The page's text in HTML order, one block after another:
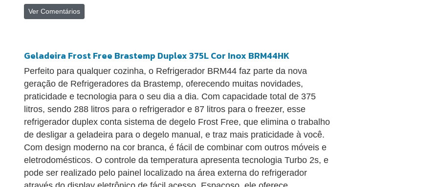
Ver Comentários
Geladeira Frost Free Brastemp Duplex 375L Cor Inox BRM44HK
Perfeito para qualquer cozinha, o Refrigerador BRM44 faz parte da nova
geração de Refrigeradores da Brastemp, oferecendo muitas novidades,
praticidade e tecnologia para o seu dia a dia. Com capacidade total de 375
litros, sendo 288 litros para o refrigerador e 87 litros para o freezer, esse
refrigerador duplex conta sistema de degelo Frost Free, que elimina o trabalho
de desligar a geladeira para o degelo manual, e traz mais praticidade à você.
Com design moderno na cor branca, é fácil de combinar com outros móveis e
eletrodomésticos. O controle da temperatura apresenta tecnologia Turbo 2s, e
pode ser realizado pelo painel localizado na área externa do refrigerador